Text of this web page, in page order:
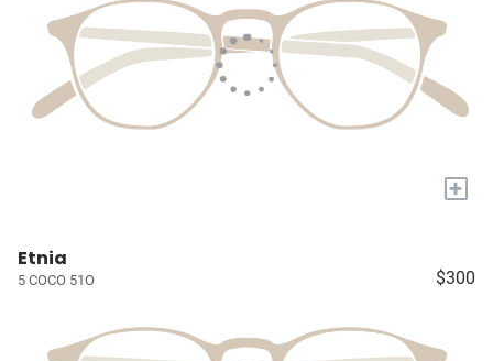
+
Etnia
5 COCO 51O $300